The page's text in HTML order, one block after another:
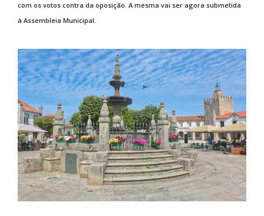
com os votos contra da oposição. A mesma vai ser agora submetida
à Assembleia Municipal.